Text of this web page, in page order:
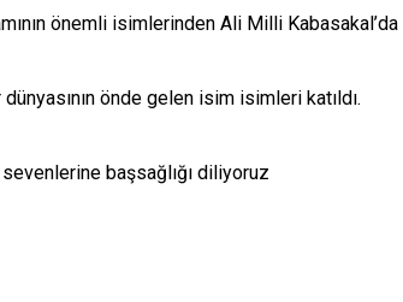
önemli isimlerinden Ali Milli Kabasakal’da
önde gelen isim isimleri katıldı.
başsağlığı diliyoruz